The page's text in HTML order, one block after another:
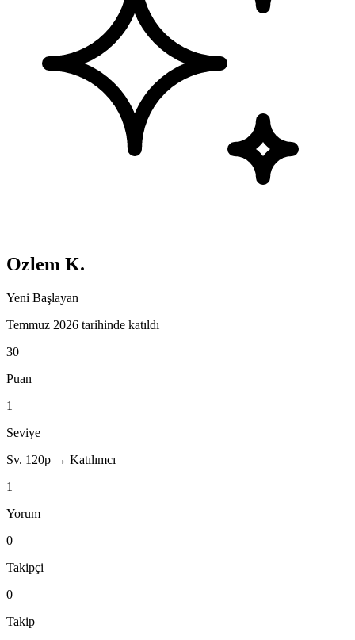
Ozlem K.
Yeni Başlayan
Temmuz 2026 tarihinde katıldı
30
Puan
1
Seviye
Sv. 1 20p → Katılımcı
1
Yorum
0
Takipçi
0
Takip